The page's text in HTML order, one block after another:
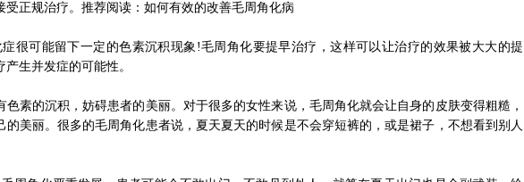
受正规治疗。推荐阅读：如何有效的改善毛周角化病
可能留下一定的色素沉积现象!毛周角化要提早治疗，这样可以让治疗的效果被大大的提
生并发症的可能性。
的沉积，妨碍患者的美丽。对于很多的女性来说，毛周角化就会让自身的皮肤变得粗糙，
的美丽。很多的毛周角化患者说，夏天夏天的时候是不会穿短裤的，或是裙子，不想看到别人